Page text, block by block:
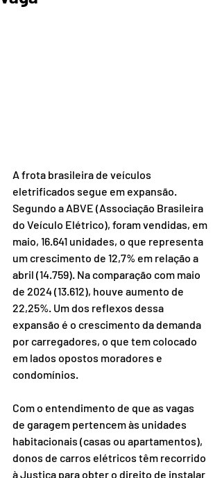
A frota brasileira de veículos
eletrificados segue em expansão.
Segundo a ABVE (Associação Brasileira
do Veículo Elétrico), foram vendidas, em
maio, 16.641 unidades, o que representa
um crescimento de 12,7% em relação a
abril (14.759). Na comparação com maio
de 2024 (13.612), houve aumento de
22,25%. Um dos reflexos dessa
expansão é o crescimento da demanda
por carregadores, o que tem colocado
em lados opostos moradores e
condomínios.
Com o entendimento de que as vagas
de garagem pertencem às unidades
habitacionais (casas ou apartamentos),
donos de carros elétricos têm recorrido
à Justiça para obter o direito de instalar